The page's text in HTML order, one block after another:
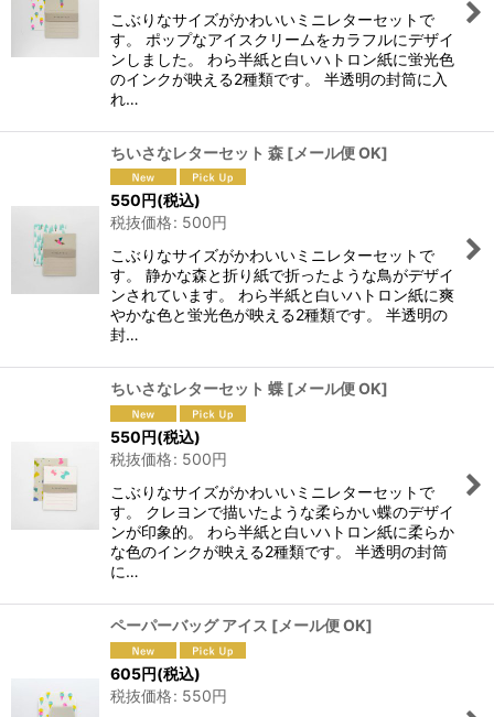
こぶりなサイズがかわいいミニレターセットで
す。 ポップなアイスクリームをカラフルにデザイ
ンしました。 わら半紙と白いハトロン紙に蛍光色
のインクが映える2種類です。 半透明の封筒に入
れ…
ちいさなレターセット 森 [メール便 OK]
550円(税込)
税抜価格: 500円
こぶりなサイズがかわいいミニレターセットで
す。 静かな森と折り紙で折ったような鳥がデザイ
ンされています。 わら半紙と白いハトロン紙に爽
やかな色と蛍光色が映える2種類です。 半透明の
封…
ちいさなレターセット 蝶 [メール便 OK]
550円(税込)
税抜価格: 500円
こぶりなサイズがかわいいミニレターセットで
す。 クレヨンで描いたような柔らかい蝶のデザイ
ンが印象的。 わら半紙と白いハトロン紙に柔らか
な色のインクが映える2種類です。 半透明の封筒
に…
ペーパーバッグ アイス [メール便 OK]
605円(税込)
税抜価格: 550円